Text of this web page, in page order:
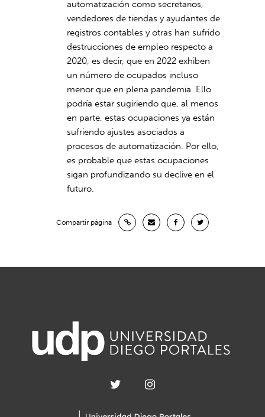
automatización como secretarios,
vendedores de tiendas y ayudantes de
registros contables y otras han sufrido
destrucciones de empleo respecto a
2020, es decir, que en 2022 exhiben
un número de ocupados incluso
menor que en plena pandemia. Ello
podría estar sugiriendo que, al menos
en parte, estas ocupaciones ya están
sufriendo ajustes asociados a
procesos de automatización. Por ello,
es probable que estas ocupaciones
sigan profundizando su declive en el
futuro.
Compartir página